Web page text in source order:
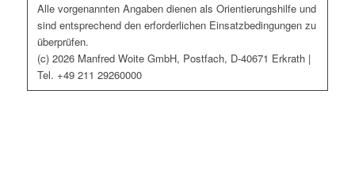
Alle vorgenannten Angaben dienen als Orientierungshilfe und
sind entsprechend den erforderlichen Einsatzbedingungen zu
überprüfen.
(c) 2026 Manfred Woite GmbH, Postfach, D-40671 Erkrath |
Tel. +49 211 29260000